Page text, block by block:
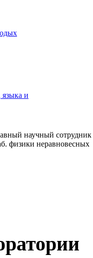
и
научный сотрудник
физики неравновесных